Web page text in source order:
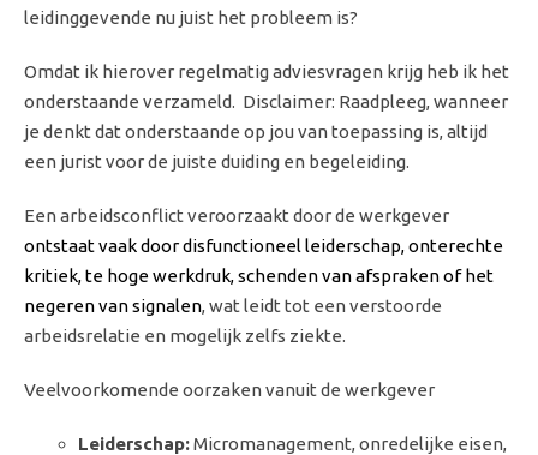
leidinggevende nu juist het probleem is?
Omdat ik hierover regelmatig adviesvragen krijg heb ik het
onderstaande verzameld. Disclaimer: Raadpleeg, wanneer
je denkt dat onderstaande op jou van toepassing is, altijd
een jurist voor de juiste duiding en begeleiding.
Een arbeidsconflict veroorzaakt door de werkgever
ontstaat vaak door disfunctioneel leiderschap, onterechte
kritiek, te hoge werkdruk, schenden van afspraken of het
negeren van signalen, wat leidt tot een verstoorde
arbeidsrelatie en mogelijk zelfs ziekte.
Veelvoorkomende oorzaken vanuit de werkgever
Leiderschap:Micromanagement, onredelijke eisen,